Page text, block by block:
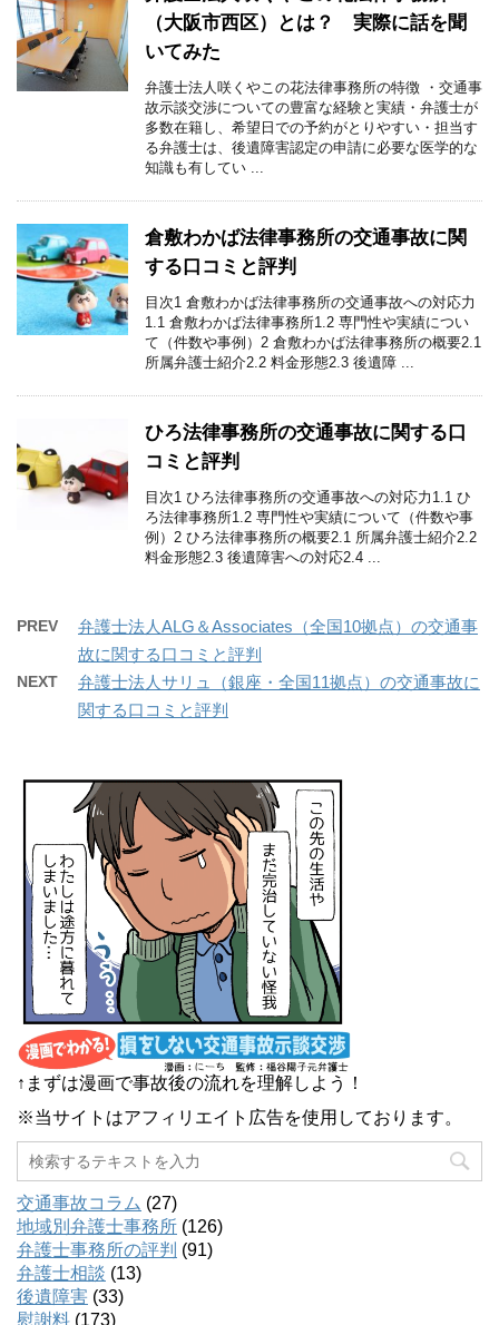
（大阪市西区）とは？ 実際に話を聞
いてみた
弁護士法人咲くやこの花法律事務所の特徴 ・交通事
故示談交渉についての豊富な経験と実績・弁護士が
多数在籍し、希望日での予約がとりやすい・担当す
る弁護士は、後遺障害認定の申請に必要な医学的な
知識も有してい ...
倉敷わかば法律事務所の交通事故に関
する口コミと評判
目次1 倉敷わかば法律事務所の交通事故への対応力
1.1 倉敷わかば法律事務所1.2 専門性や実績につい
て（件数や事例）2 倉敷わかば法律事務所の概要2.1
所属弁護士紹介2.2 料金形態2.3 後遺障 ...
ひろ法律事務所の交通事故に関する口
コミと評判
目次1 ひろ法律事務所の交通事故への対応力1.1 ひ
ろ法律事務所1.2 専門性や実績について（件数や事
例）2 ひろ法律事務所の概要2.1 所属弁護士紹介2.2
PREV
弁護士法人ALG＆Associates（全国10拠点）の交通事
故に関する口コミと評判
NEXT
弁護士法人サリュ（銀座・全国11拠点）の交通事故に
関する口コミと評判
↑まずは漫画で事故後の流れを理解しよう！
※当サイトはアフィリエイト広告を使用しております。
交通事故コラム (27)
地域別弁護士事務所 (126)
弁護士事務所の評判 (91)
弁護士相談 (13)
後遺障害 (33)
慰謝料 (173)